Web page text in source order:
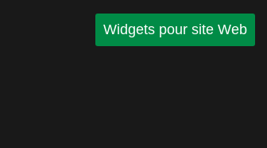
Widgets pour site Web